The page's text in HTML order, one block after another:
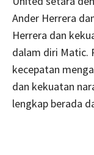
Ander Herrera
Herrera dan
dalam diri Matic.
kecepatan
dan kekuatan
lengkap berada